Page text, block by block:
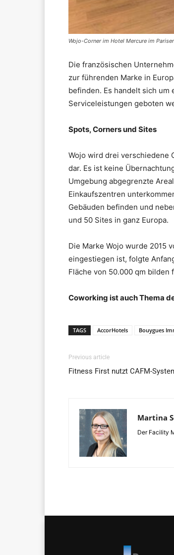
Wojo-Corner im Hotel Mercure im
Die französischen
zur führenden Marke in
befinden. Es handelt sich um
Serviceleistungen geboten
Spots, Corners und Sites
Wojo wird drei verschiedene
dar. Es ist keine
Umgebung abgegrenzte
Einkaufszentren
Gebäuden befinden und
und 50 Sites in ganz Europa.
Die Marke Wojo wurde 2015
eingestiegen ist, folgte
Fläche von 50.000 qm bilden
Coworking ist auch Thema
TAGS AccorHotels Bouygues
Previous article
Fitness First nutzt CAFM-
Martina
Der Facility